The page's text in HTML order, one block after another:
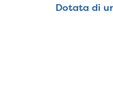
Dotata di